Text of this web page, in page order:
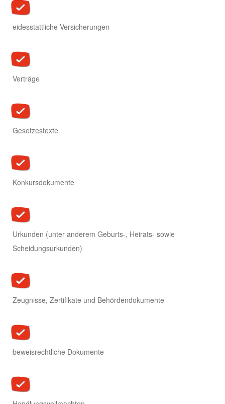
eidesstattliche Versicherungen
Verträge
Gesetzestexte
Konkursdokumente
Urkunden (unter anderem Geburts-, Heirats- sowie
Scheidungsurkunden)
Zeugnisse, Zertifikate und Behördendokumente
beweisrechtliche Dokumente